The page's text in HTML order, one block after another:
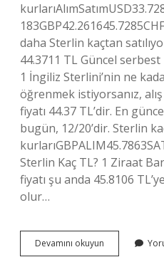
daha Sterlin kaçtan
44.3711 TL Güncel
1 İngiliz Sterlini’nin ne
öğrenmek istiyorsanız,
fiyatı 44.37 TL’dir. En
bugün, 12/20’dir. Sterlin
Sterlin Kaç TL? 1 Ziraat
fiyatı şu anda 45.8106
olur…
Devamını okuyun
Sterlin